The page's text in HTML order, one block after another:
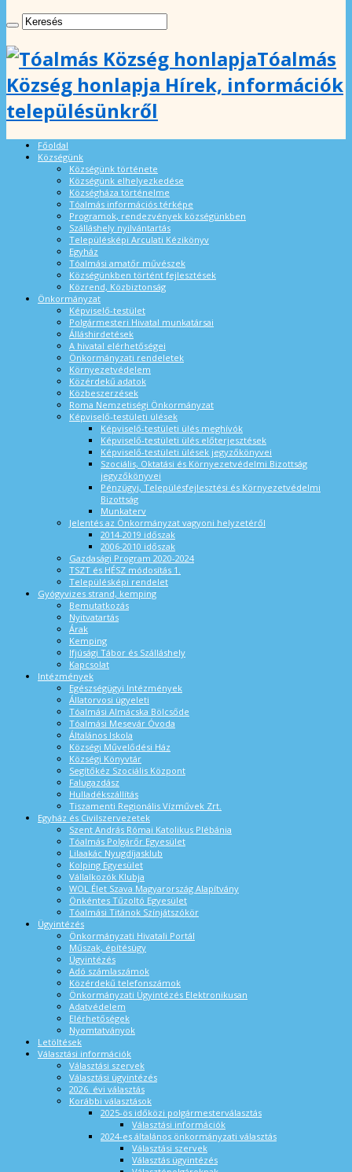
Tóalmás
Község honlapja Hírek, információk
településünkről
Főoldal
Községünk
Községünk története
Községünk elhelyezkedése
Községháza történelme
Tóalmás információs térképe
Programok, rendezvények községünkben
Szálláshely nyilvántartás
Településképi Arculati Kézikönyv
Egyház
Tóalmási amatőr művészek
Községünkben történt fejlesztések
Közrend, Közbiztonság
Önkormányzat
Képviselő-testület
Polgármesteri Hivatal munkatársai
Álláshirdetések
A hivatal elérhetőségei
Önkormányzati rendeletek
Környezetvédelem
Közérdekű adatok
Közbeszerzések
Roma Nemzetiségi Önkormányzat
Képviselő-testületi ülések
Képviselő-testületi ülés meghívók
Képviselő-testületi ülés előterjesztések
Képviselő-testületi ülések jegyzőkönyvei
Szociális, Oktatási és Környezetvédelmi Bizottság
jegyzőkönyvei
Pénzügyi, Településfejlesztési és Környezetvédelmi
Bizottság
Munkaterv
Jelentés az Önkormányzat vagyoni helyzetéről
2014-2019 időszak
2006-2010 időszak
Gazdasági Program 2020-2024
TSZT és HÉSZ módosítás 1.
Településképi rendelet
Gyógyvizes strand, kemping
Bemutatkozás
Nyitvatartás
Árak
Kemping
Ifjúsági Tábor és Szálláshely
Kapcsolat
Intézmények
Egészségügyi Intézmények
Állatorvosi ügyeleti
Tóalmási Almácska Bölcsőde
Tóalmási Mesevár Óvoda
Általános Iskola
Községi Művelődési Ház
Községi Könyvtár
Segítőkéz Szociális Központ
Falugazdász
Hulladékszállítás
Tiszamenti Regionális Vízművek Zrt.
Egyház és Civilszervezetek
Szent András Római Katolikus Plébánia
Tóalmás Polgárőr Egyesület
Lilaakác Nyugdíjasklub
Kolping Egyesület
Vállalkozók Klubja
WOL Élet Szava Magyarország Alapítvány
Önkéntes Tűzoltó Egyesület
Tóalmási Titánok Színjátszókör
Ügyintézés
Önkormányzati Hivatali Portál
Műszak, építésügy
Ügyintézés
Adó számlaszámok
Közérdekű telefonszámok
Önkormányzati Ügyintézés Elektronikusan
Adatvédelem
Elérhetőségek
Nyomtatványok
Letöltések
Választási információk
Választási szervek
Választási ügyintézés
2026. évi választás
Korábbi választások
2025-ös időközi polgármesterválasztás
Választási információk
2024-es általános önkormányzati választás
Választási szervek
Választás ügyintézés